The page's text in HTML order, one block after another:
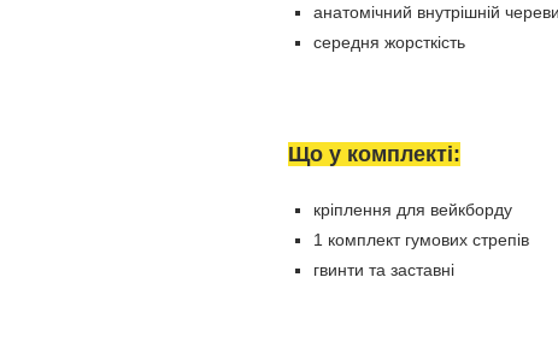
анатомічний внутрішній
середня жорсткість
Що у комплекті:
кріплення для вейкборду
1 комплект гумових стрепів
гвинти та заставні